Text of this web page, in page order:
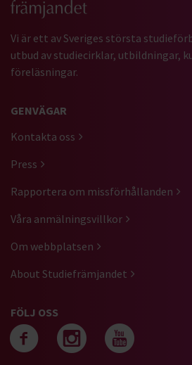
Vi är ett av Sveriges största
utbud av studiecirklar, utbildningar,
föreläsningar.
GENVÄGAR
Kontakta oss
Press
Rapportera om missförhållanden
Våra anmälningsvillkor
Om webbplatsen
About Studiefrämjandet
FÖLJ OSS
Följ oss på
Följ oss
Följ